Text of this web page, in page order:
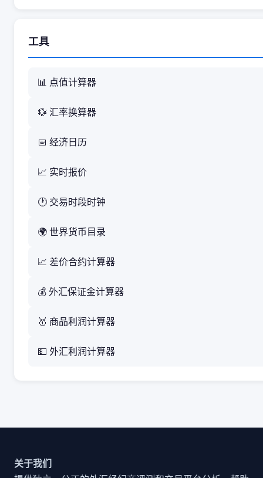
工具
📊 点值计算器
💱 汇率换算器
📅 经济日历
📈 实时报价
🕐 交易时段时钟
🌍 世界货币目录
📈 差价合约计算器
💰 外汇保证金计算器
🥇 商品利润计算器
💵 外汇利润计算器
关于我们